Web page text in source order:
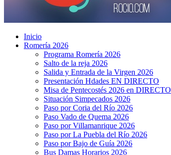
Inicio
Romería 2026
Programa Romería 2026
Salto de la reja 2026
Salida y Entrada de la Virgen 2026
Presentación Hdades EN DIRECTO
Misa de Pentecostés 2026 en DIRECTO
Situación Simpecados 2026
Paso por Coria del Río 2026
Paso Vado de Quema 2026
Paso por Villamanrique 2026
Paso por La Puebla del Río 2026
Paso por Bajo de Guía 2026
Bus Damas Horarios 2026